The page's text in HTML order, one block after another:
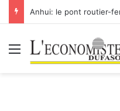
Menu